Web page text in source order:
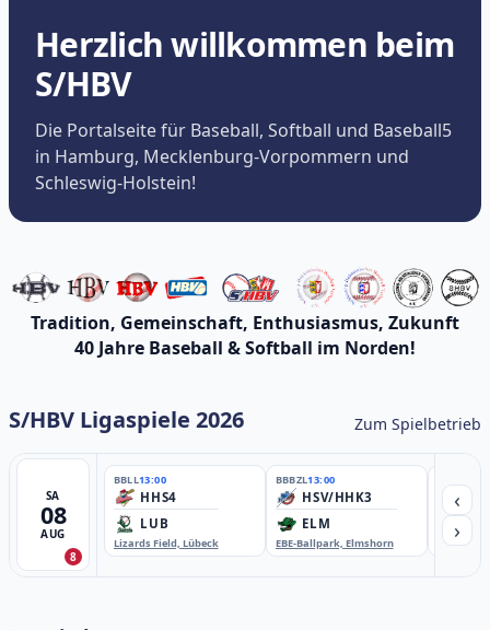
Herzlich willkommen beim
S/HBV
Die Portalseite für Baseball, Softball und Baseball5
in Hamburg, Mecklenburg-Vorpommern und
Schleswig-Holstein!
Tradition, Gemeinschaft, Enthusiasmus, Zukunft
40 Jahre Baseball & Softball im Norden!
S/HBV Ligaspiele 2026 Zum Spielbetrieb
SA
08
AUG
8
BBLL13:00
HHS4
LUB
Lizards Field, Lübeck
BBBZL13:00
HSV/HHK3
ELM
EBE-Ballpark, Elmshorn
‹
›